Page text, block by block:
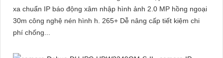
xa chuẩn IP báo động xâm nhập hình ảnh 2.0 MP hồng ngoại
30m công nghệ nén hình h. 265+ Dễ nâng cấp tiết kiệm chi
phí chống...